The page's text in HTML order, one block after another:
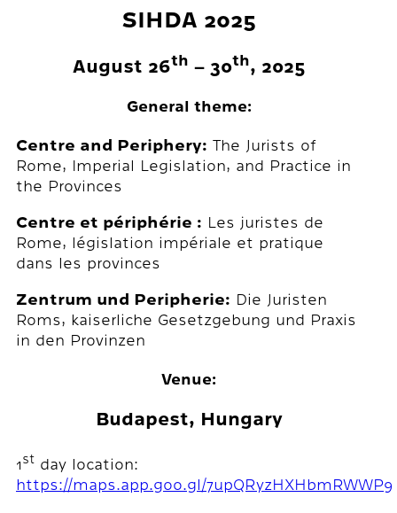
SIHDA 2025
August 26th – 30th, 2025
General theme:
Centre and Periphery: The Jurists of
Rome, Imperial Legislation, and Practice in
the Provinces
Centre et périphérie : Les juristes de
Rome, législation impériale et pratique
dans les provinces
Zentrum und Peripherie: Die Juristen
Roms, kaiserliche Gesetzgebung und Praxis
in den Provinzen
Venue:
Budapest, Hungary
1st day location:
https://maps.app.goo.gl/7upQRyzHXHbmRWWP9